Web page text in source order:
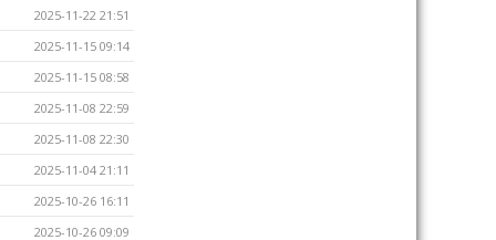
2025-11-22 21:51
2025-11-15 09:14
2025-11-15 08:58
2025-11-08 22:59
2025-11-08 22:30
2025-11-04 21:11
2025-10-26 16:11
2025-10-26 09:09